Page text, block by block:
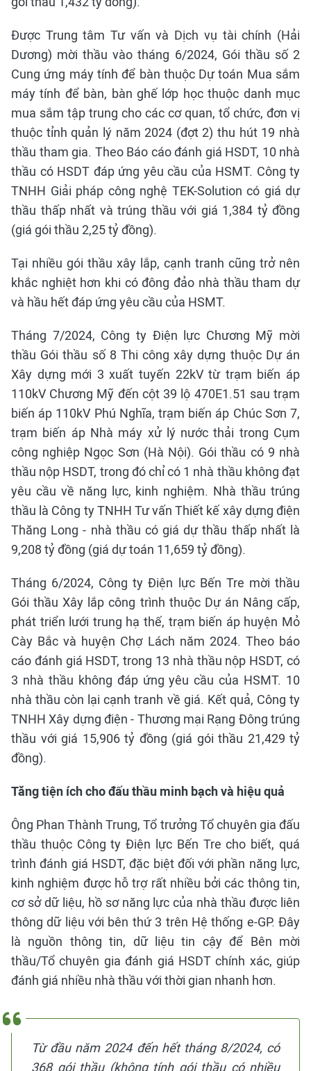
Được Trung tâm Tư vấn và Dịch vụ tài chính (Hải
Dương) mời thầu vào tháng 6/2024, Gói thầu số 2
Cung ứng máy tính để bàn thuộc Dự toán Mua sắm
máy tính để bàn, bàn ghế lớp học thuộc danh mục
mua sắm tập trung cho các cơ quan, tổ chức, đơn vị
thuộc tỉnh quản lý năm 2024 (đợt 2) thu hút 19 nhà
thầu tham gia. Theo Báo cáo đánh giá HSDT, 10 nhà
thầu có HSDT đáp ứng yêu cầu của HSMT. Công ty
TNHH Giải pháp công nghệ TEK-Solution có giá dự
thầu thấp nhất và trúng thầu với giá 1,384 tỷ đồng
(giá gói thầu 2,25 tỷ đồng).
Tại nhiều gói thầu xây lắp, cạnh tranh cũng trở nên
khắc nghiệt hơn khi có đông đảo nhà thầu tham dự
và hầu hết đáp ứng yêu cầu của HSMT.
Tháng 7/2024, Công ty Điện lực Chương Mỹ mời
thầu Gói thầu số 8 Thi công xây dựng thuộc Dự án
Xây dựng mới 3 xuất tuyến 22kV từ trạm biến áp
110kV Chương Mỹ đến cột 39 lộ 470E1.51 sau trạm
biến áp 110kV Phú Nghĩa, trạm biến áp Chúc Sơn 7,
trạm biến áp Nhà máy xử lý nước thải trong Cụm
công nghiệp Ngọc Sơn (Hà Nội). Gói thầu có 9 nhà
thầu nộp HSDT, trong đó chỉ có 1 nhà thầu không đạt
yêu cầu về năng lực, kinh nghiệm. Nhà thầu trúng
thầu là Công ty TNHH Tư vấn Thiết kế xây dựng điện
Thăng Long - nhà thầu có giá dự thầu thấp nhất là
9,208 tỷ đồng (giá dự toán 11,659 tỷ đồng).
Tháng 6/2024, Công ty Điện lực Bến Tre mời thầu
Gói thầu Xây lắp công trình thuộc Dự án Nâng cấp,
phát triển lưới trung hạ thế, trạm biến áp huyện Mỏ
Cày Bắc và huyện Chợ Lách năm 2024. Theo báo
cáo đánh giá HSDT, trong 13 nhà thầu nộp HSDT, có
3 nhà thầu không đáp ứng yêu cầu của HSMT. 10
nhà thầu còn lại cạnh tranh về giá. Kết quả, Công ty
TNHH Xây dựng điện - Thương mại Rạng Đông trúng
thầu với giá 15,906 tỷ đồng (giá gói thầu 21,429 tỷ
đồng).
Tăng tiện ích cho đấu thầu minh bạch và hiệu quả
Ông Phan Thành Trung, Tổ trưởng Tổ chuyên gia đấu
thầu thuộc Công ty Điện lực Bến Tre cho biết, quá
trình đánh giá HSDT, đặc biệt đối với phần năng lực,
kinh nghiệm được hỗ trợ rất nhiều bởi các thông tin,
cơ sở dữ liệu, hồ sơ năng lực của nhà thầu được liên
thông dữ liệu với bên thứ 3 trên Hệ thống e-GP. Đây
là nguồn thông tin, dữ liệu tin cậy để Bên mời
thầu/Tổ chuyên gia đánh giá HSDT chính xác, giúp
đánh giá nhiều nhà thầu với thời gian nhanh hơn.
Từ đầu năm 2024 đến hết tháng 8/2024, có
368 gói thầu (không tính gói thầu có nhiều